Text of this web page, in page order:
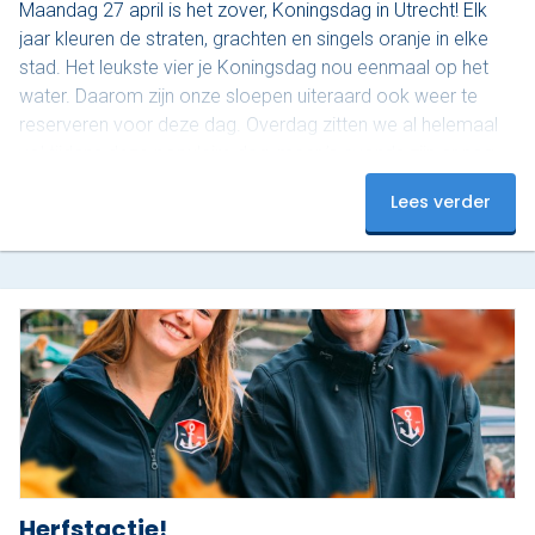
Maandag 27 april is het zover, Koningsdag in Utrecht! Elk
jaar kleuren de straten, grachten en singels oranje in elke
stad. Het leukste vier je Koningsdag nou eenmaal op het
water. Daarom zijn onze sloepen uiteraard ook weer te
reserveren voor deze dag. Overdag zitten we al helemaal
plekjes vrij! Op dit moment hebben we nog 3 sloepen
beschikbaar van 18:00 tot 20:00. Onze luxe sloepen zijn
Lees verder